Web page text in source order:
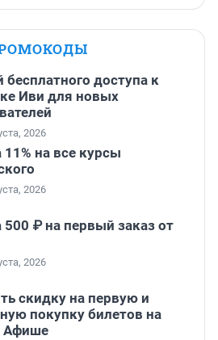
бесплатного доступа к
Иви для новых
2026
на все курсы
2026
500 ₽ на первый заказ от
2026
скидку на первую и
покупку билетов на
Афише